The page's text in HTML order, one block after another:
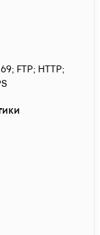
FTP; HTTP;